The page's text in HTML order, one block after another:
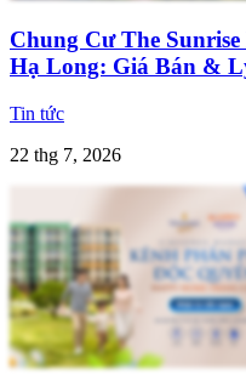
Chung Cư The
Hạ Long: Giá Bán &
Tin tức
22 thg 7, 2026